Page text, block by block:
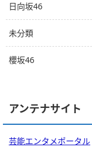
日向坂46
未分類
櫻坂46
アンテナサイト
芸能エンタメポータル